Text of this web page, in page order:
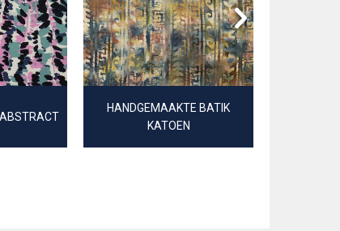
HANDGEMAAKTE BATIK
KATOEN